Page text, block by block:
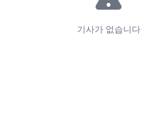
기사가 없습니다